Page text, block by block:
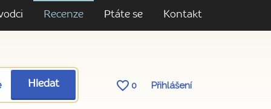
Recenze Ptáte se Kontakt
Hledat 0 Přihlášení